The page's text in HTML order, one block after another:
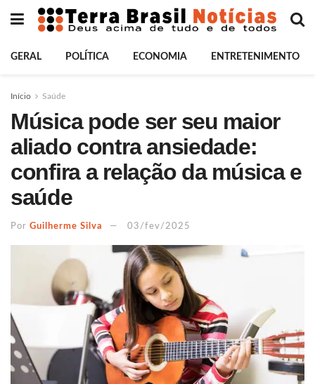
GERAL POLÍTICA ECONOMIA ENTRETENIMENTO
Início Saúde
Música pode ser seu maior
aliado contra ansiedade:
confira a relação da música e
saúde
Por Guilherme Silva 03/fev/2025